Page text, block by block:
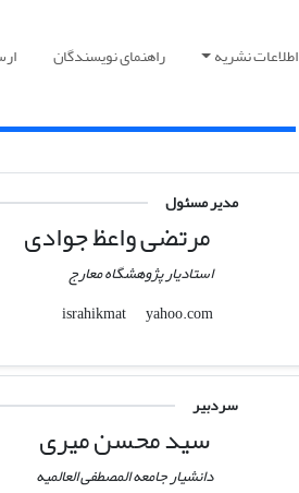
اطلاعات نشریه راهنمای نویسندگان
مدیر مسئول
مرتضی واعظ جوادی
استادیار پژوهشگاه معارج
israhikmat
yahoo.com
سردبیر
سید محسن میری
دانشیار جامعه المصطفی العالمیه